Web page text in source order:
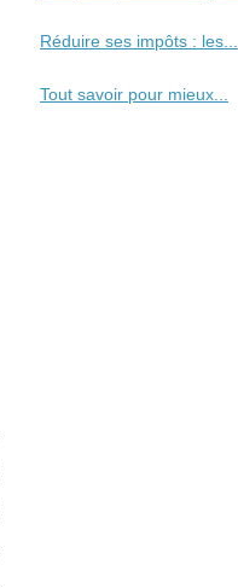
Réduire ses impôts : les...
Tout savoir pour mieux...